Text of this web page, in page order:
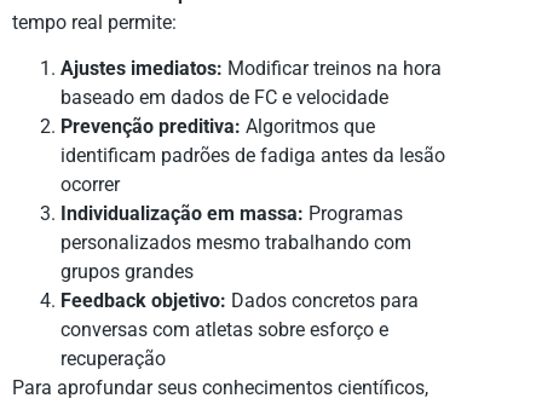
tempo real permite:
Ajustes imediatos: Modificar treinos na hora
baseado em dados de FC e velocidade
Prevenção preditiva: Algoritmos que
identificam padrões de fadiga antes da lesão
ocorrer
Individualização em massa: Programas
personalizados mesmo trabalhando com
grupos grandes
Feedback objetivo: Dados concretos para
conversas com atletas sobre esforço e
recuperação
Para aprofundar seus conhecimentos científicos,